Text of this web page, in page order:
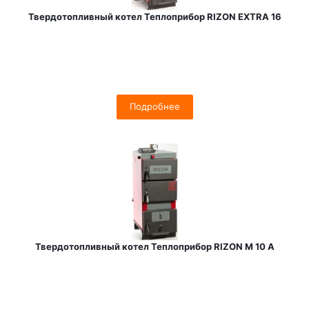
Твердотопливный котел Теплоприбор RIZON EXTRA 16
Подробнее
Твердотопливный котел Теплоприбор RIZON М 10 A